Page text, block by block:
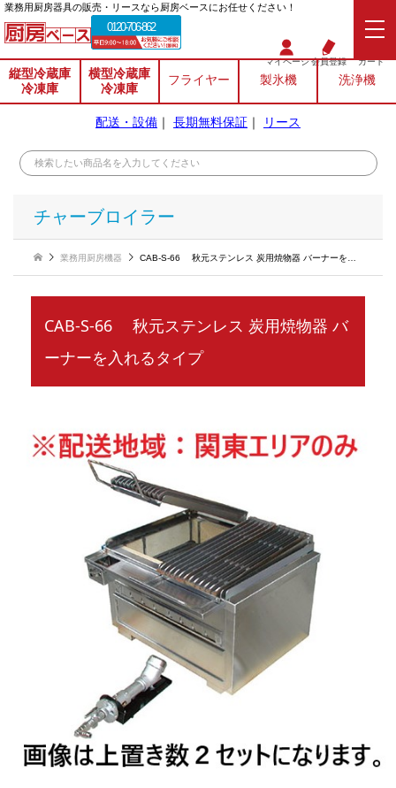
業務⽤厨房器具の販売・リースなら厨房ベースにお任せください！
0120-706-862
マイページ会員登録 カート
縦型冷蔵庫
冷凍庫
横型冷蔵庫
冷凍庫
フライヤー 製氷機 洗浄機
配送・設備 ｜ 長期無料保証 ｜ リース
チャーブロイラー
業務用厨房機器 CAB-S-66 秋元ステンレス 炭用焼物器 バーナーを入れるタイプ
CAB-S-66 秋元ステンレス 炭用焼物器 バ
ーナーを入れるタイプ